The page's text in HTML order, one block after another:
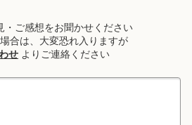
・ご感想をお聞かせください
合は、大変恐れ入りますが
せ よりご連絡ください